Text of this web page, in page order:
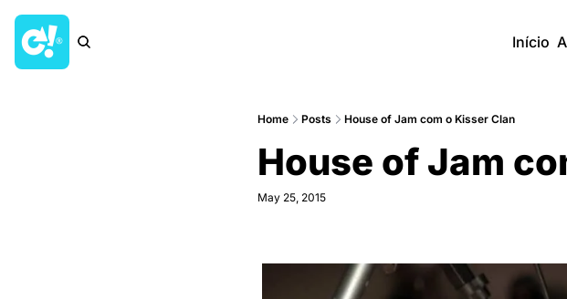
Início
Home Posts House of Jam com o Kisser Clan
House of Jam
May 25, 2015